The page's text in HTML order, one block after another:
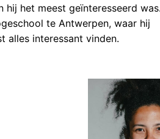
hij het meest geïnteresseerd was.
te Antwerpen, waar hij
alles interessant vinden.